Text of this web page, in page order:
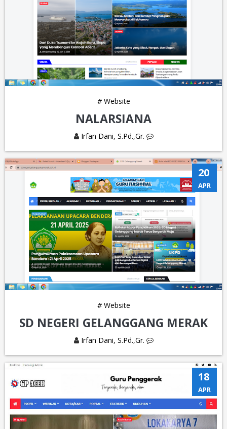
#Website
NALARSIANA
Irfan Dani, S.Pd.,Gr.
20
APR
#Website
SD NEGERI GELANGGANG MERAK
Irfan Dani, S.Pd.,Gr.
18
APR